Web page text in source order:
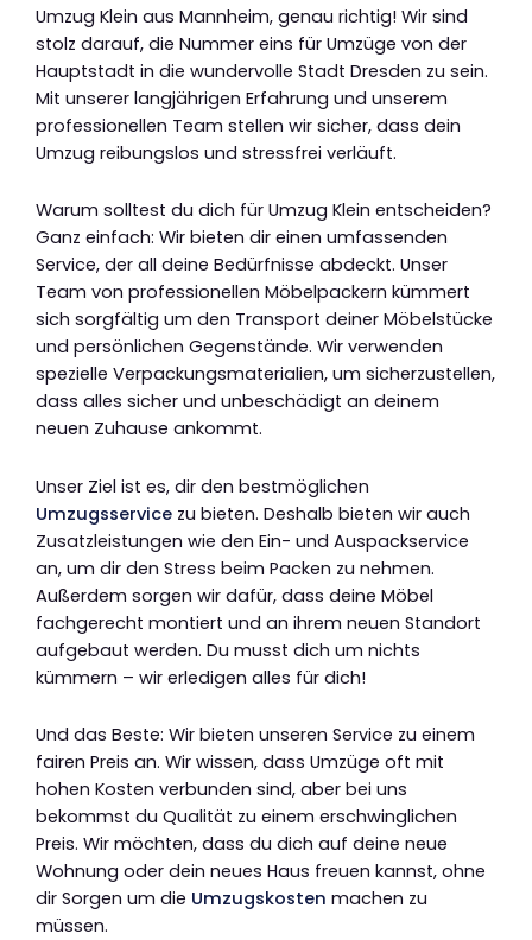
Umzug Klein aus Mannheim, genau richtig! Wir sind
stolz darauf, die Nummer eins für Umzüge von der
Hauptstadt in die wundervolle Stadt Dresden zu sein.
Mit unserer langjährigen Erfahrung und unserem
professionellen Team stellen wir sicher, dass dein
Umzug reibungslos und stressfrei verläuft.
Warum solltest du dich für Umzug Klein entscheiden?
Ganz einfach: Wir bieten dir einen umfassenden
Service, der all deine Bedürfnisse abdeckt. Unser
Team von professionellen Möbelpackern kümmert
sich sorgfältig um den Transport deiner Möbelstücke
und persönlichen Gegenstände. Wir verwenden
spezielle Verpackungsmaterialien, um sicherzustellen,
dass alles sicher und unbeschädigt an deinem
neuen Zuhause ankommt.
Unser Ziel ist es, dir den bestmöglichen
Umzugsservice zu bieten. Deshalb bieten wir auch
Zusatzleistungen wie den Ein- und Auspackservice
an, um dir den Stress beim Packen zu nehmen.
Außerdem sorgen wir dafür, dass deine Möbel
fachgerecht montiert und an ihrem neuen Standort
aufgebaut werden. Du musst dich um nichts
kümmern – wir erledigen alles für dich!
Und das Beste: Wir bieten unseren Service zu einem
fairen Preis an. Wir wissen, dass Umzüge oft mit
hohen Kosten verbunden sind, aber bei uns
bekommst du Qualität zu einem erschwinglichen
Preis. Wir möchten, dass du dich auf deine neue
Wohnung oder dein neues Haus freuen kannst, ohne
dir Sorgen um die Umzugskosten machen zu
müssen.